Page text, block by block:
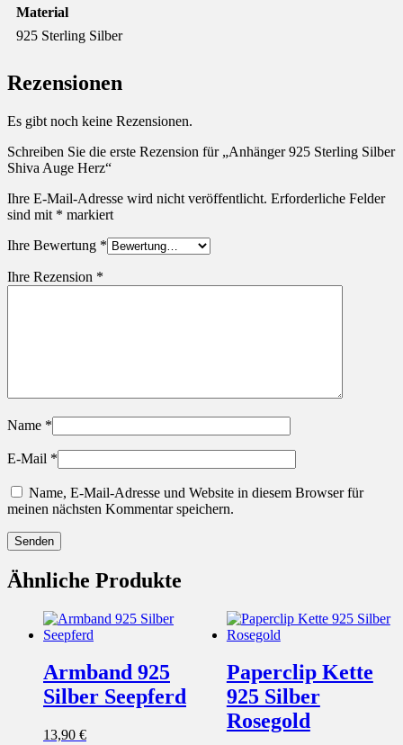
Material
925 Sterling Silber
Rezensionen
Es gibt noch keine Rezensionen.
Schreiben Sie die erste Rezension für „Anhänger 925 Sterling Silber
Shiva Auge Herz“
Ihre E-Mail-Adresse wird nicht veröffentlicht. Erforderliche Felder
sind mit * markiert
Ihre Bewertung *
Ihre Rezension *
Name *
E-Mail *
Name, E-Mail-Adresse und Website in diesem Browser für
meinen nächsten Kommentar speichern.
Ähnliche Produkte
Armband 925
Silber Seepferd
13,90 €
Paperclip Kette
925 Silber
Rosegold